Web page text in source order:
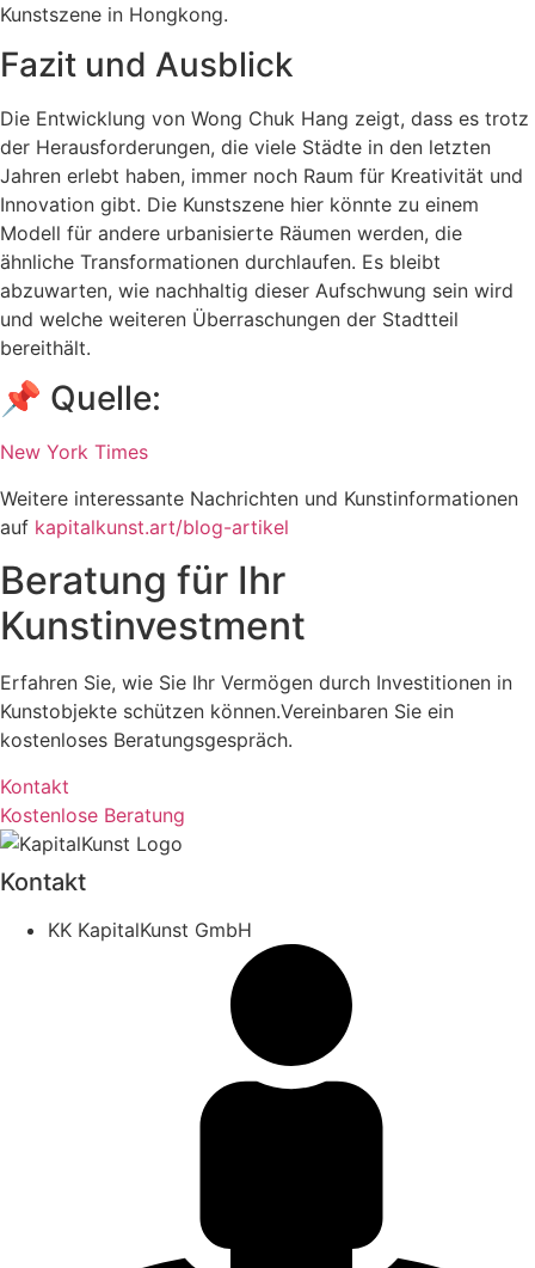
Kunstszene in Hongkong.
Fazit und Ausblick
Die Entwicklung von Wong Chuk Hang zeigt, dass es trotz
der Herausforderungen, die viele Städte in den letzten
Jahren erlebt haben, immer noch Raum für Kreativität und
Innovation gibt. Die Kunstszene hier könnte zu einem
Modell für andere urbanisierte Räumen werden, die
ähnliche Transformationen durchlaufen. Es bleibt
abzuwarten, wie nachhaltig dieser Aufschwung sein wird
und welche weiteren Überraschungen der Stadtteil
bereithält.
📌 Quelle:
New York Times
Weitere interessante Nachrichten und Kunstinformationen
auf kapitalkunst.art/blog-artikel
Beratung für Ihr
Kunstinvestment
Erfahren Sie, wie Sie Ihr Vermögen durch Investitionen in
Kunstobjekte schützen können.Vereinbaren Sie ein
kostenloses Beratungsgespräch.
Kontakt
Kostenlose Beratung
Kontakt
KK KapitalKunst GmbH